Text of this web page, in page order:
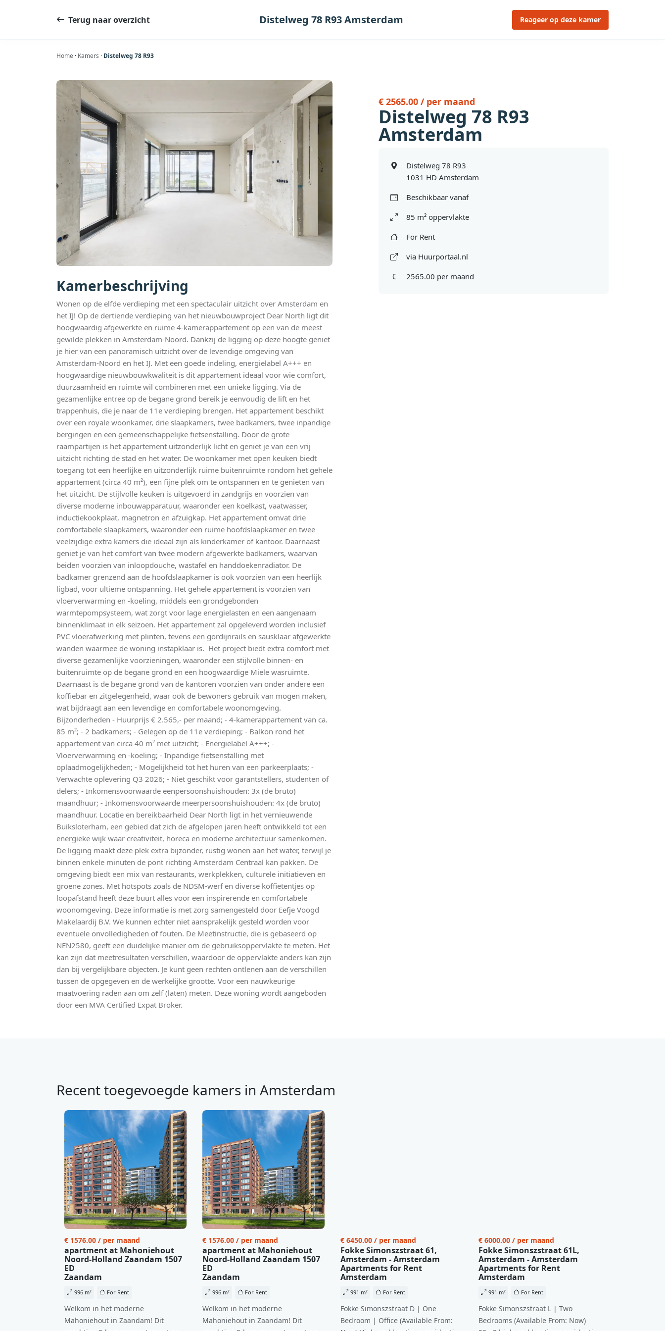
Terug naar overzicht Distelweg 78 R93 Amsterdam Reageer op deze kamer
Home · Kamers · Distelweg 78 R93
Kamerbeschrijving
Wonen op de elfde verdieping met een spectaculair uitzicht over Amsterdam en
het IJ! Op de dertiende verdieping van het nieuwbouwproject Dear North ligt dit
hoogwaardig afgewerkte en ruime 4-kamerappartement op een van de meest
gewilde plekken in Amsterdam-Noord. Dankzij de ligging op deze hoogte geniet
je hier van een panoramisch uitzicht over de levendige omgeving van
Amsterdam-Noord en het IJ. Met een goede indeling, energielabel A+++ en
hoogwaardige nieuwbouwkwaliteit is dit appartement ideaal voor wie comfort,
duurzaamheid en ruimte wil combineren met een unieke ligging. Via de
gezamenlijke entree op de begane grond bereik je eenvoudig de lift en het
trappenhuis, die je naar de 11e verdieping brengen. Het appartement beschikt
over een royale woonkamer, drie slaapkamers, twee badkamers, twee inpandige
bergingen en een gemeenschappelijke fietsenstalling. Door de grote
raampartijen is het appartement uitzonderlijk licht en geniet je van een vrij
uitzicht richting de stad en het water. De woonkamer met open keuken biedt
toegang tot een heerlijke en uitzonderlijk ruime buitenruimte rondom het gehele
appartement (circa 40 m²), een fijne plek om te ontspannen en te genieten van
het uitzicht. De stijlvolle keuken is uitgevoerd in zandgrijs en voorzien van
diverse moderne inbouwapparatuur, waaronder een koelkast, vaatwasser,
inductiekookplaat, magnetron en afzuigkap. Het appartement omvat drie
comfortabele slaapkamers, waaronder een ruime hoofdslaapkamer en twee
veelzijdige extra kamers die ideaal zijn als kinderkamer of kantoor. Daarnaast
geniet je van het comfort van twee modern afgewerkte badkamers, waarvan
beiden voorzien van inloopdouche, wastafel en handdoekenradiator. De
badkamer grenzend aan de hoofdslaapkamer is ook voorzien van een heerlijk
ligbad, voor ultieme ontspanning. Het gehele appartement is voorzien van
vloerverwarming en -koeling, middels een grondgebonden
warmtepompsysteem, wat zorgt voor lage energielasten en een aangenaam
binnenklimaat in elk seizoen. Het appartement zal opgeleverd worden inclusief
PVC vloerafwerking met plinten, tevens een gordijnrails en sausklaar afgewerkte
wanden waarmee de woning instapklaar is. Het project biedt extra comfort met
diverse gezamenlijke voorzieningen, waaronder een stijlvolle binnen- en
buitenruimte op de begane grond en een hoogwaardige Miele wasruimte.
Daarnaast is de begane grond van de kantoren voorzien van onder andere een
koffiebar en zitgelegenheid, waar ook de bewoners gebruik van mogen maken,
wat bijdraagt aan een levendige en comfortabele woonomgeving.
Bijzonderheden - Huurprijs € 2.565,- per maand; - 4-kamerappartement van ca.
85 m²; - 2 badkamers; - Gelegen op de 11e verdieping; - Balkon rond het
appartement van circa 40 m² met uitzicht; - Energielabel A+++; -
Vloerverwarming en -koeling; - Inpandige fietsenstalling met
oplaadmogelijkheden; - Mogelijkheid tot het huren van een parkeerplaats; -
Verwachte oplevering Q3 2026; - Niet geschikt voor garantstellers, studenten of
delers; - Inkomensvoorwaarde eenpersoonshuishouden: 3x (de bruto)
maandhuur; - Inkomensvoorwaarde meerpersoonshuishouden: 4x (de bruto)
maandhuur. Locatie en bereikbaarheid Dear North ligt in het vernieuwende
Buiksloterham, een gebied dat zich de afgelopen jaren heeft ontwikkeld tot een
energieke wijk waar creativiteit, horeca en moderne architectuur samenkomen.
De ligging maakt deze plek extra bijzonder, rustig wonen aan het water, terwijl je
binnen enkele minuten de pont richting Amsterdam Centraal kan pakken. De
omgeving biedt een mix van restaurants, werkplekken, culturele initiatieven en
groene zones. Met hotspots zoals de NDSM-werf en diverse koffietentjes op
loopafstand heeft deze buurt alles voor een inspirerende en comfortabele
woonomgeving. Deze informatie is met zorg samengesteld door Eefje Voogd
Makelaardij B.V. We kunnen echter niet aansprakelijk gesteld worden voor
eventuele onvolledigheden of fouten. De Meetinstructie, die is gebaseerd op
NEN2580, geeft een duidelijke manier om de gebruiksoppervlakte te meten. Het
kan zijn dat meetresultaten verschillen, waardoor de oppervlakte anders kan zijn
dan bij vergelijkbare objecten. Je kunt geen rechten ontlenen aan de verschillen
tussen de opgegeven en de werkelijke grootte. Voor een nauwkeurige
maatvoering raden aan om zelf (laten) meten. Deze woning wordt aangeboden
door een MVA Certified Expat Broker.
€ 2565.00 / per maand
Distelweg 78 R93
Amsterdam
Distelweg 78 R93
1031 HD Amsterdam
Beschikbaar vanaf
85 m² oppervlakte
For Rent
via Huurportaal.nl
2565.00 per maand
Recent toegevoegde kamers in Amsterdam
€ 1576.00 / per maand
apartment at Mahoniehout
Noord-Holland Zaandam 1507
ED
Zaandam
996 m² For Rent
Welkom in het moderne
Mahoniehout in Zaandam! Dit
€ 1576.00 / per maand
apartment at Mahoniehout
Noord-Holland Zaandam 1507
ED
Zaandam
996 m² For Rent
Welkom in het moderne
Mahoniehout in Zaandam! Dit
€ 6450.00 / per maand
Fokke Simonszstraat 61,
Amsterdam - Amsterdam
Apartments for Rent
Amsterdam
991 m² For Rent
Fokke Simonszstraat D | One
Bedroom | Office (Available From:
€ 6000.00 / per maand
Fokke Simonszstraat 61L,
Amsterdam - Amsterdam
Apartments for Rent
Amsterdam
991 m² For Rent
Fokke Simonszstraat L | Two
Bedrooms (Available From: Now)